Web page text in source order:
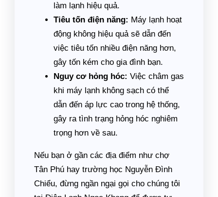
làm lạnh hiệu quả.
Tiêu tốn điện năng: Máy lạnh hoạt
động không hiệu quả sẽ dẫn đến
việc tiêu tốn nhiều điện năng hơn,
gây tốn kém cho gia đình bạn.
Nguy cơ hỏng hóc: Việc châm gas
khi máy lạnh không sạch có thể
dẫn đến áp lực cao trong hệ thống,
gây ra tình trạng hỏng hóc nghiêm
trọng hơn về sau.
Nếu bạn ở gần các địa điểm như chợ
Tân Phú hay trường học Nguyễn Đình
Chiểu, đừng ngần ngại gọi cho chúng tôi